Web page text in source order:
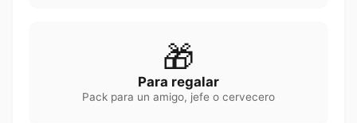
🎁
Para regalar
Pack para un amigo, jefe o cervecero